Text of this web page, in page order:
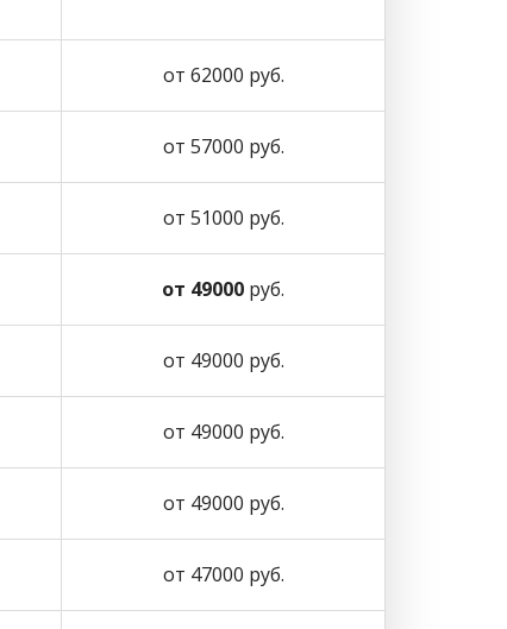
от 62000 руб.
от 57000 руб.
от 51000 руб.
от 49000 руб.
от 49000 руб.
от 49000 руб.
от 49000 руб.
от 47000 руб.